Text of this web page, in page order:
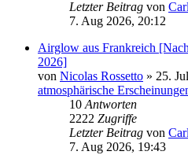
Letzter Beitrag von
7. Aug 2026, 20:12
Airglow aus Frankreich
2026]
von Nicolas Rossetto » 25.
atmosphärische
10 Antworten
2222 Zugriffe
Letzter Beitrag von
7. Aug 2026, 19:43